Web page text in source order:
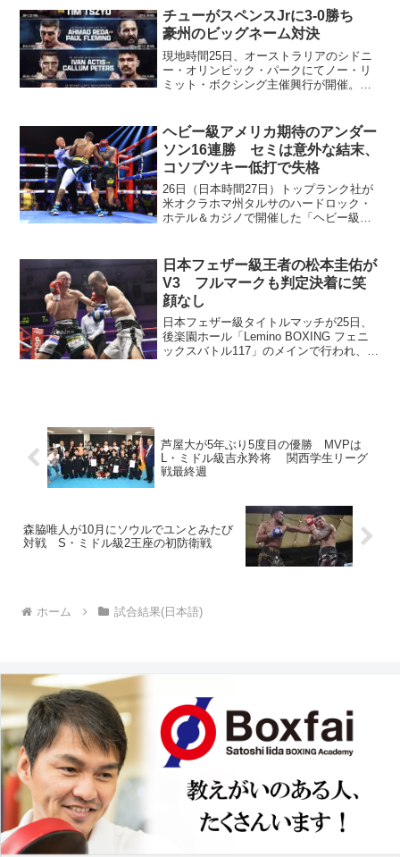
チューがスペンスJrに3-0勝ち
豪州のビッグネーム対決
現地時間25日、オーストラリアのシドニ
ー・オリンピック・パークにてノー・リ
ミット・ボクシング主催興行が開催。今
活動を行ってきたものの、試合前約１週
間のうちにセミと...
ヘビー級アメリカ期待のアンダー
ソン16連勝 セミは意外な結末、
コソブツキー低打で失格
26日（日本時間27日）トップランク社が
米オクラホマ州タルサのハードロック・
ホテル＆カジノで開催した「ヘビー級祭
位）がアンドリー・ルデンコ（ウクライ
ナ）に5回1分40秒...
日本フェザー級王者の松本圭佑が
V3 フルマークも判定決着に笑
顔なし
日本フェザー級タイトルマッチが25日、
後楽園ホール「Lemino BOXING フェニ
ックスバトル117」のメインで行われ、王
芦屋大が5年ぶり5度目の優勝 MVPは
L・ミドル級吉永羚将 関西学生リーグ
戦最終週
森脇唯人が10月にソウルでユンとみたび
対戦 S・ミドル級2王座の初防衛戦
ホーム 試合結果(日本語)